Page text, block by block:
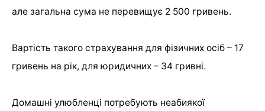
але загальна сума не перевищує 2 500 гривень.
Вартість такого страхування для фізичних осіб – 17
гривень на рік, для юридичних – 34 гривні.
Домашні улюбленці потребують неабиякої